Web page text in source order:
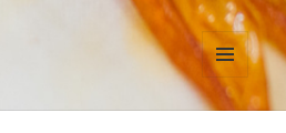
MENU
EN